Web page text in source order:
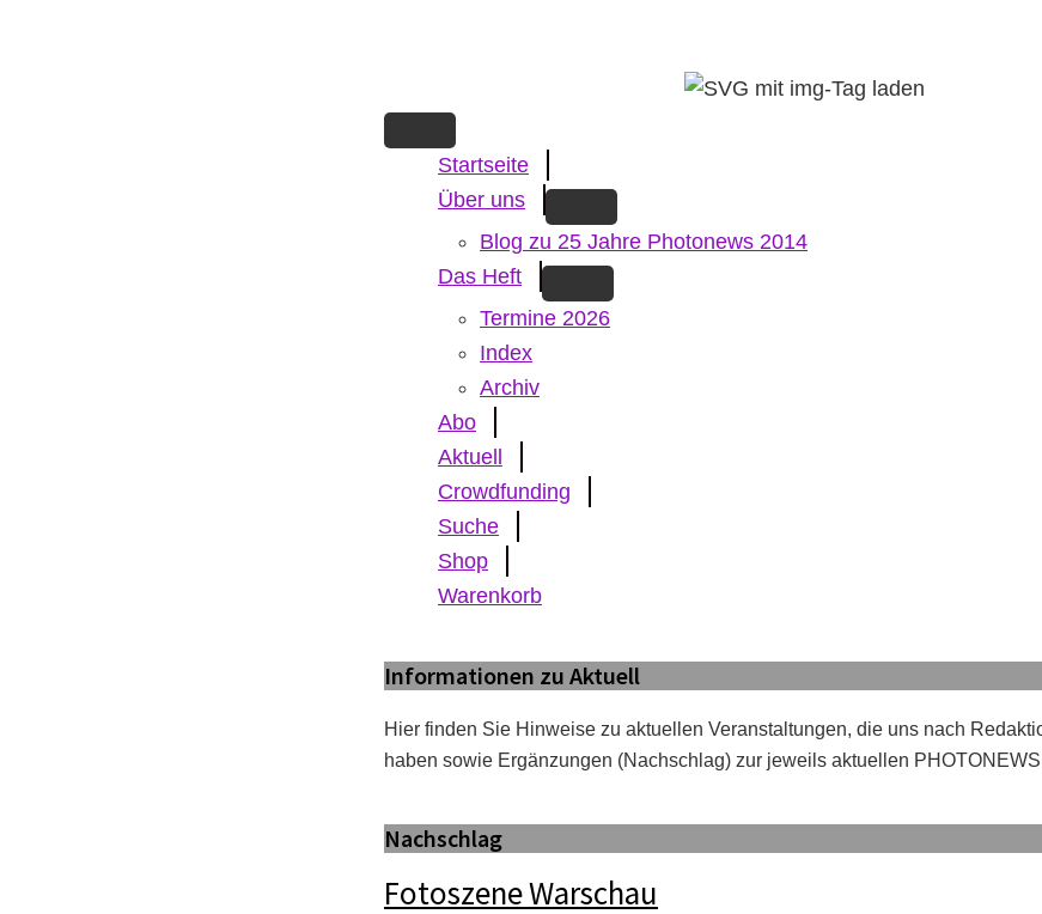
Startseite
Über uns
Blog zu 25 Jahre Photonews 2014
Das Heft
Termine 2026
Index
Archiv
Abo
Aktuell
Crowdfunding
Suche
Shop
Warenkorb
Informationen zu Aktuell
Hier finden Sie Hinweise zu aktuellen Veranstaltungen, die uns nach
haben sowie Ergänzungen (Nachschlag) zur jeweils aktuellen
Nachschlag
Fotoszene Warschau